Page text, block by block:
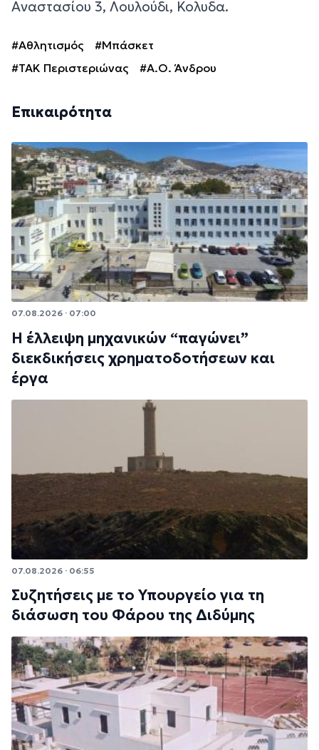
Αναστασίου 3, Λουλούδι, Κολυδα.
#Αθλητισμός
#Μπάσκετ
#ΤΑΚ Περιστεριώνας
#Α.Ο. Άνδρου
Επικαιρότητα
07.08.2026 · 07:00
Η έλλειψη μηχανικών “παγώνει”
διεκδικήσεις χρηματοδοτήσεων και
έργα
07.08.2026 · 06:55
Συζητήσεις με το Υπουργείο για τη
διάσωση του Φάρου της Διδύμης